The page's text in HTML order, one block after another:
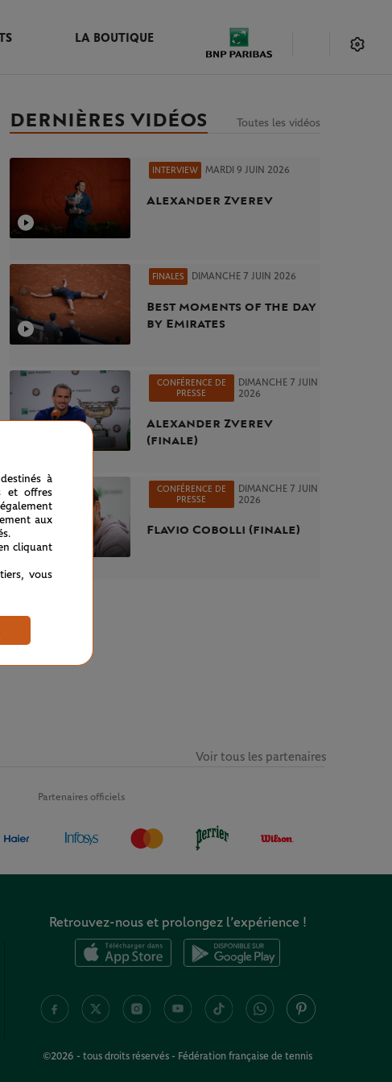
LA BOUTIQUE
DERNIÈRES VIDÉOS Toutes les vidéos
INTERVIEW MARDI 9 JUIN 2026
Alexander Zverev
FINALES DIMANCHE 7 JUIN 2026
Best moments of the day
by Emirates
CONFÉRENCE DE
PRESSE
DIMANCHE 7 JUIN
2026
Alexander Zverev
(finale)
CONFÉRENCE DE
PRESSE
DIMANCHE 7 JUIN
2026
Flavio Cobolli (finale)
Partenaires officiels
Voir tous les partenaires
Retrouvez-nous et prolongez l’expérience !
©2026 - tous droits réservés - Fédération française de tennis
à
et offres
aux
cliquant
vous